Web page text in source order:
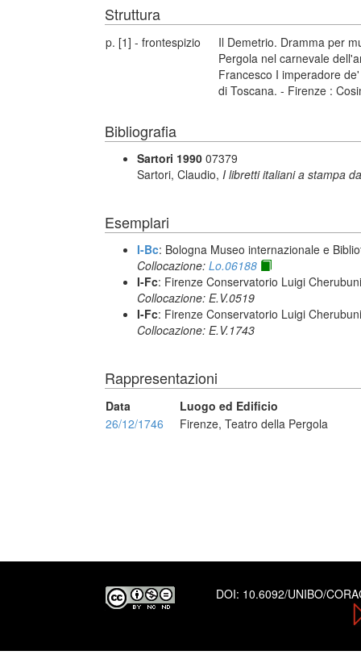
Struttura
p. [1] - frontespizio
Il Demetrio. Dramma per
Pergola nel carnevale
Francesco I imperadore
di Toscana. - Firenze :
Bibliografia
Sartori 1990 07379
Sartori, Claudio, I libretti italiani a stampa
Esemplari
I-Bc: Bologna Museo internazionale e
Collocazione: Lo.06188
I-Fc: Firenze Conservatorio Luigi Cherubuni
Collocazione: E.V.0519
I-Fc: Firenze Conservatorio Luigi Cherubuni
Collocazione: E.V.1743
Rappresentazioni
Data
Luogo ed Edificio
26/12/1746
Firenze, Teatro della Pergola
DOI: 10.6092/UNIBO/